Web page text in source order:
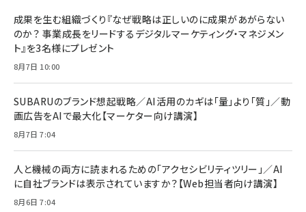
￥1,100
anan(アンアン)2026/07/08号 No.2502[2026
￥880
ママ投資家が育休中に１億貯めた株式投資
組織の成果を最大化する ルールのデザイン
￥1,980
すい ガイド枠付き いPhone17 (6.3インチ) 対応
2枚セット DSP25F1698
￥1,599
￥6,980
全ワイヤレスイヤホン/アクティブノイズキャンセリ
技術基準適合】ブラック
￥5,990
￥5,000
Anker PowerLine III Flow USB-C & USB-C
Pro/Air 各種対応 (1.8m ミッドナイトブラック)
￥1,890
サッポロ 生ビール 黒ラベル 350ml 缶 24本 ビー
ル ケース買い【6/30応募〆切! 黒ラベルビヤセラー
成果を生む組織づくり『なぜ戦略は正しいのに成果があがらない
のか？ 事業成長をリードするデジタルマーケティング・マネジメン
ト』を3名様にプレゼント
8月7日 10:00
SUBARUのブランド想起戦略／AI活用のカギは「量」より「質」／動
画広告をAIで最大化【マーケター向け講演】
8月7日 7:04
人と機械の両方に読まれるための「アクセシビリティツリー」／AI
に自社ブランドは表示されていますか？【Web担当者向け講演】
8月6日 7:04